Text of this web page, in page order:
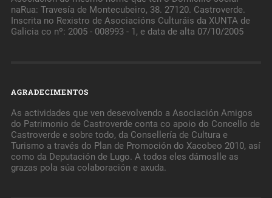
naRua: Travesía de Montecubeiro, 38. 27120. Castroverde.
Inscrita no Rexistro de Asociacións Culturáis da XUNTA de
Galicia co nº: 2005 - 008993 - 1, e data de alta 07/10/2005
AGRADECIMENTOS
As actividades que ven desevolvendo a Asociación Amigos
do Patrimonio de Castroverde conta co apoio do Concello de
Castroverde e sobre todo, da Consellería de Cultura e
Turismo a través do Plan de Promoción do Xacobeo 2010, así
como da Deputación de Lugo. A todos eles dámoslle as
grazas pola súa colaboración e axuda.